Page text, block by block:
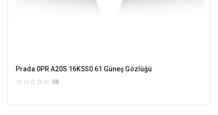
Prada 0PR A20S 16K5S0 61 Güneş Gözlüğü
(0)